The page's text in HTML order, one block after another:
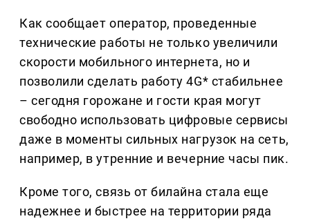
Как сообщает оператор, проведенные
технические работы не только увеличили
скорости мобильного интернета, но и
позволили сделать работу 4G* стабильнее
– сегодня горожане и гости края могут
свободно использовать цифровые сервисы
даже в моменты сильных нагрузок на сеть,
например, в утренние и вечерние часы пик.
Кроме того, связь от билайна стала еще
надежнее и быстрее на территории ряда